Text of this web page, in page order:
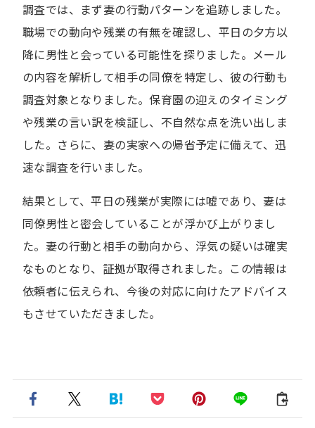
調査では、まず妻の行動パターンを追跡しました。
職場での動向や残業の有無を確認し、平日の夕方以
降に男性と会っている可能性を探りました。メール
の内容を解析して相手の同僚を特定し、彼の行動も
調査対象となりました。保育園の迎えのタイミング
や残業の言い訳を検証し、不自然な点を洗い出しま
した。さらに、妻の実家への帰省予定に備えて、迅
速な調査を行いました。
結果として、平日の残業が実際には嘘であり、妻は
同僚男性と密会していることが浮かび上がりまし
た。妻の行動と相手の動向から、浮気の疑いは確実
なものとなり、証拠が取得されました。この情報は
依頼者に伝えられ、今後の対応に向けたアドバイス
もさせていただきました。